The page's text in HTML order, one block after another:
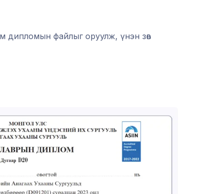
дипломын файлыг оруулж, үнэн зөв